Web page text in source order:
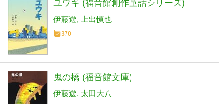
ユウキ (福音館創作童話シリーズ)
伊藤遊 上出慎也
370
鬼の橋 (福音館文庫)
伊藤遊 太田大八